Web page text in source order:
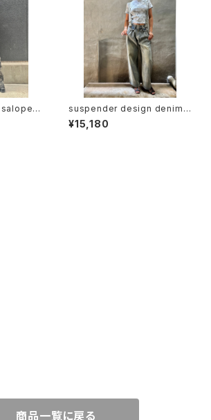
salopett
ル サロ
彩
suspender design denim
pants パンツ デニム サスペン
ダー
¥15,180
商品一覧に戻る